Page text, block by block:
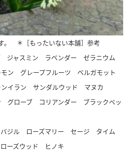
。 ＊［もったいない本舗］参考
ジャスミン ラベンダー ゼラニウム
ン グレープフルーツ ベルガモット
イラン サンダルウッド マヌカ
グローブ コリアンダー ブラックペッ
ジル ローズマリー セージ タイム
ーズウッド ヒノキ